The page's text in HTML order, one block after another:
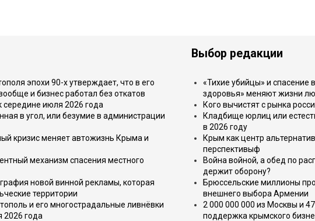
эпохи 90-х утверждает, что в его
и бизнес работал без откатов
июля 2026 года
в угол, или безумие в администрации
кризис меняет автожизнь Крыма и
механизм спасения местного
новой винной рекламы, которая
территории
и его многострадальные ливнёвки
2026 года
Выбор редакции
«Тихие убийцы» и спасение
здоровья» меняют жизни
Кого вычистят с рынка
Кладбище юрлиц или
в 2026 году
Крым как центр
перспективыф
Война войной, а обед по
держит оборону?
Брюссельские миллионы
внешнего выбора Армении
2 000 000 000 из Москвы и
поддержка крымского